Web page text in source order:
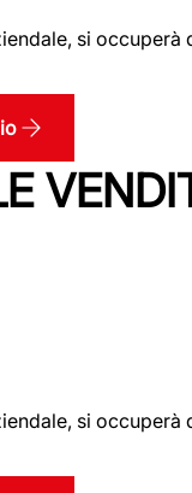
si
si